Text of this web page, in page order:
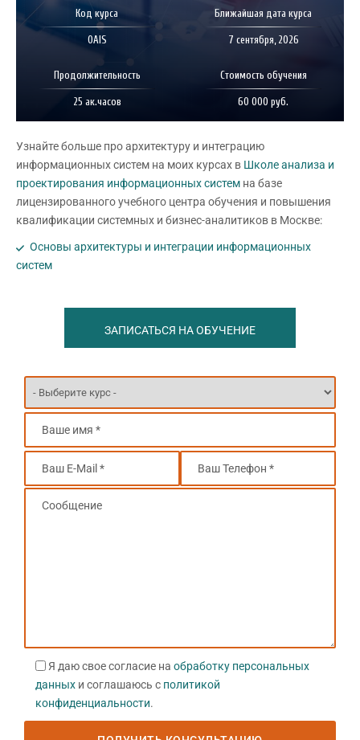
Код курса
OAIS
Ближайшая дата курса
7 сентября, 2026
Продолжительность
25 ак.часов
Стоимость обучения
60 000 руб.
Узнайте больше про архитектуру и интеграцию
информационных систем на моих курсах в Школе анализа и
проектирования информационных систем на базе
лицензированного учебного центра обучения и повышения
квалификации системных и бизнес-аналитиков в Москве:
Основы архитектуры и интеграции информационных
систем
ЗАПИСАТЬСЯ НА ОБУЧЕНИЕ
Я даю свое согласие на обработку персональных
данных и соглашаюсь с политикой
конфиденциальности.